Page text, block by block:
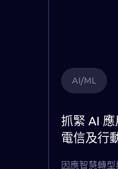
AI/ML
抓緊 AI
電信及行
因應智慧轉